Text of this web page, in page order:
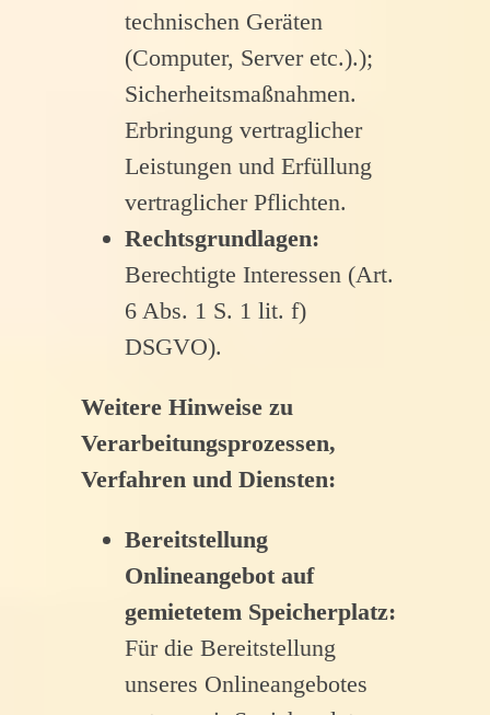
technischen Geräten
(Computer, Server etc.).);
Sicherheitsmaßnahmen.
Erbringung vertraglicher
Leistungen und Erfüllung
vertraglicher Pflichten.
Rechtsgrundlagen:
Berechtigte Interessen (Art.
6 Abs. 1 S. 1 lit. f)
DSGVO).
Weitere Hinweise zu
Verarbeitungsprozessen,
Verfahren und Diensten:
Bereitstellung
Onlineangebot auf
gemietetem Speicherplatz:
Für die Bereitstellung
unseres Onlineangebotes